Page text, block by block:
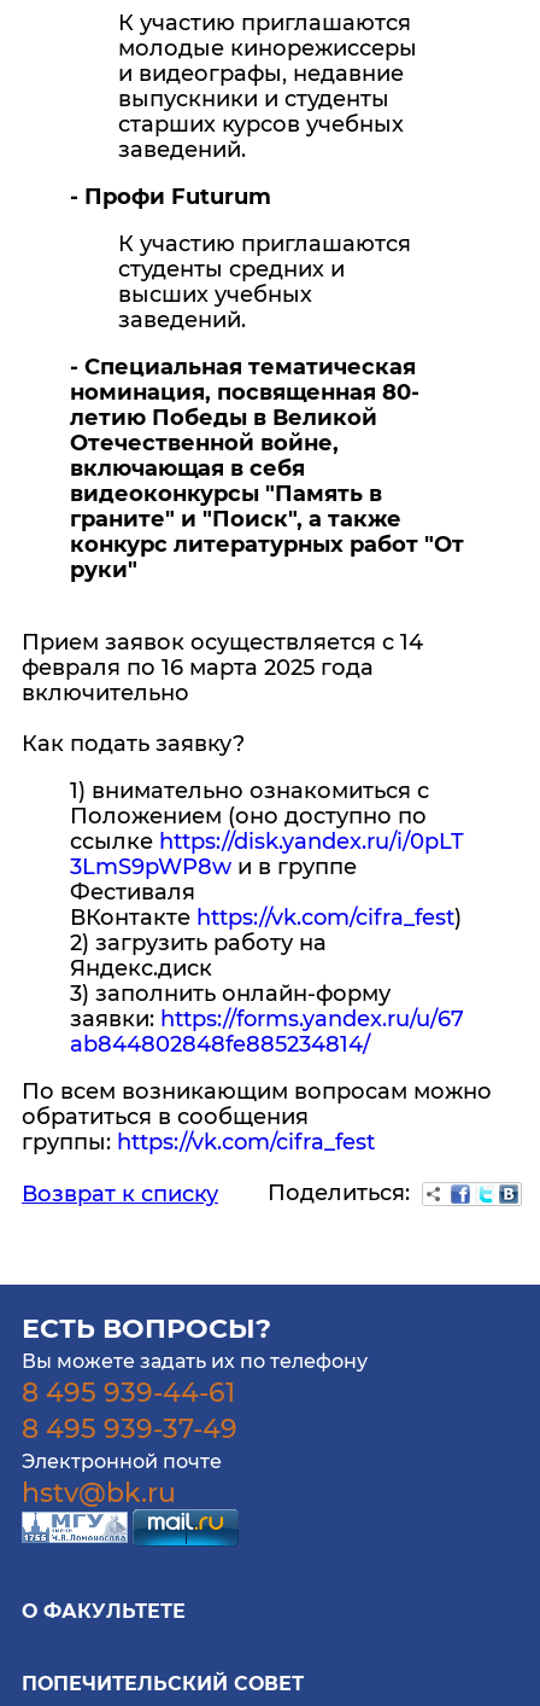
К участию приглашаются
молодые кинорежиссеры
и видеографы, недавние
выпускники и студенты
старших курсов учебных
заведений.
- Профи Futurum
К участию приглашаются
студенты средних и
высших учебных
заведений.
- Специальная тематическая
номинация, посвященная 80-
летию Победы в Великой
Отечественной войне,
включающая в себя
видеоконкурсы "Память в
граните" и "Поиск", а также
конкурс литературных работ "От
руки"
Прием заявок осуществляется с 14
февраля по 16 марта 2025 года
включительно
Как подать заявку?
1) внимательно ознакомиться с
Положением (оно доступно по
ссылке https://disk.yandex.ru/i/0pLT
3LmS9pWP8w и в группе
Фестиваля
ВКонтакте https://vk.com/cifra_fest)
2) загрузить работу на
Яндекс.диск
3) заполнить онлайн-форму
заявки: https://forms.yandex.ru/u/67
ab844802848fe885234814/
По всем возникающим вопросам можно
обратиться в сообщения
группы: https://vk.com/cifra_fest
Возврат к списку
Поделиться:
ЕСТЬ ВОПРОСЫ?
Вы можете задать их по телефону
8 495 939-44-61
8 495 939-37-49
Электронной почте
hstv@bk.ru
О ФАКУЛЬТЕТЕ
ПОПЕЧИТЕЛЬСКИЙ СОВЕТ